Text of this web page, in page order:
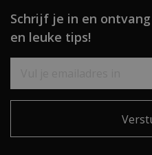
Schrijf je in en
en leuke tips!